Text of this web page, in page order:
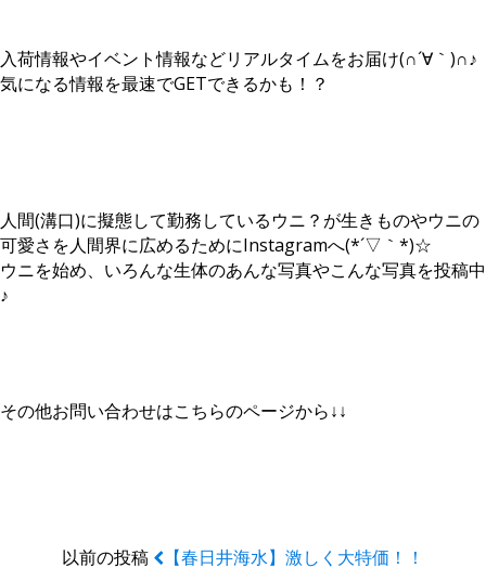
入荷情報やイベント情報などリアルタイムをお届け(∩´∀｀)∩♪
気になる情報を最速でGETできるかも！？
人間(溝口)に擬態して勤務しているウニ？が生きものやウニの
可愛さを人間界に広めるためにInstagramへ(*´▽｀*)☆
ウニを始め、いろんな生体のあんな写真やこんな写真を投稿中
♪
その他お問い合わせはこちらのページから↓↓
以前の投稿 【春日井海水】激しく大特価！！